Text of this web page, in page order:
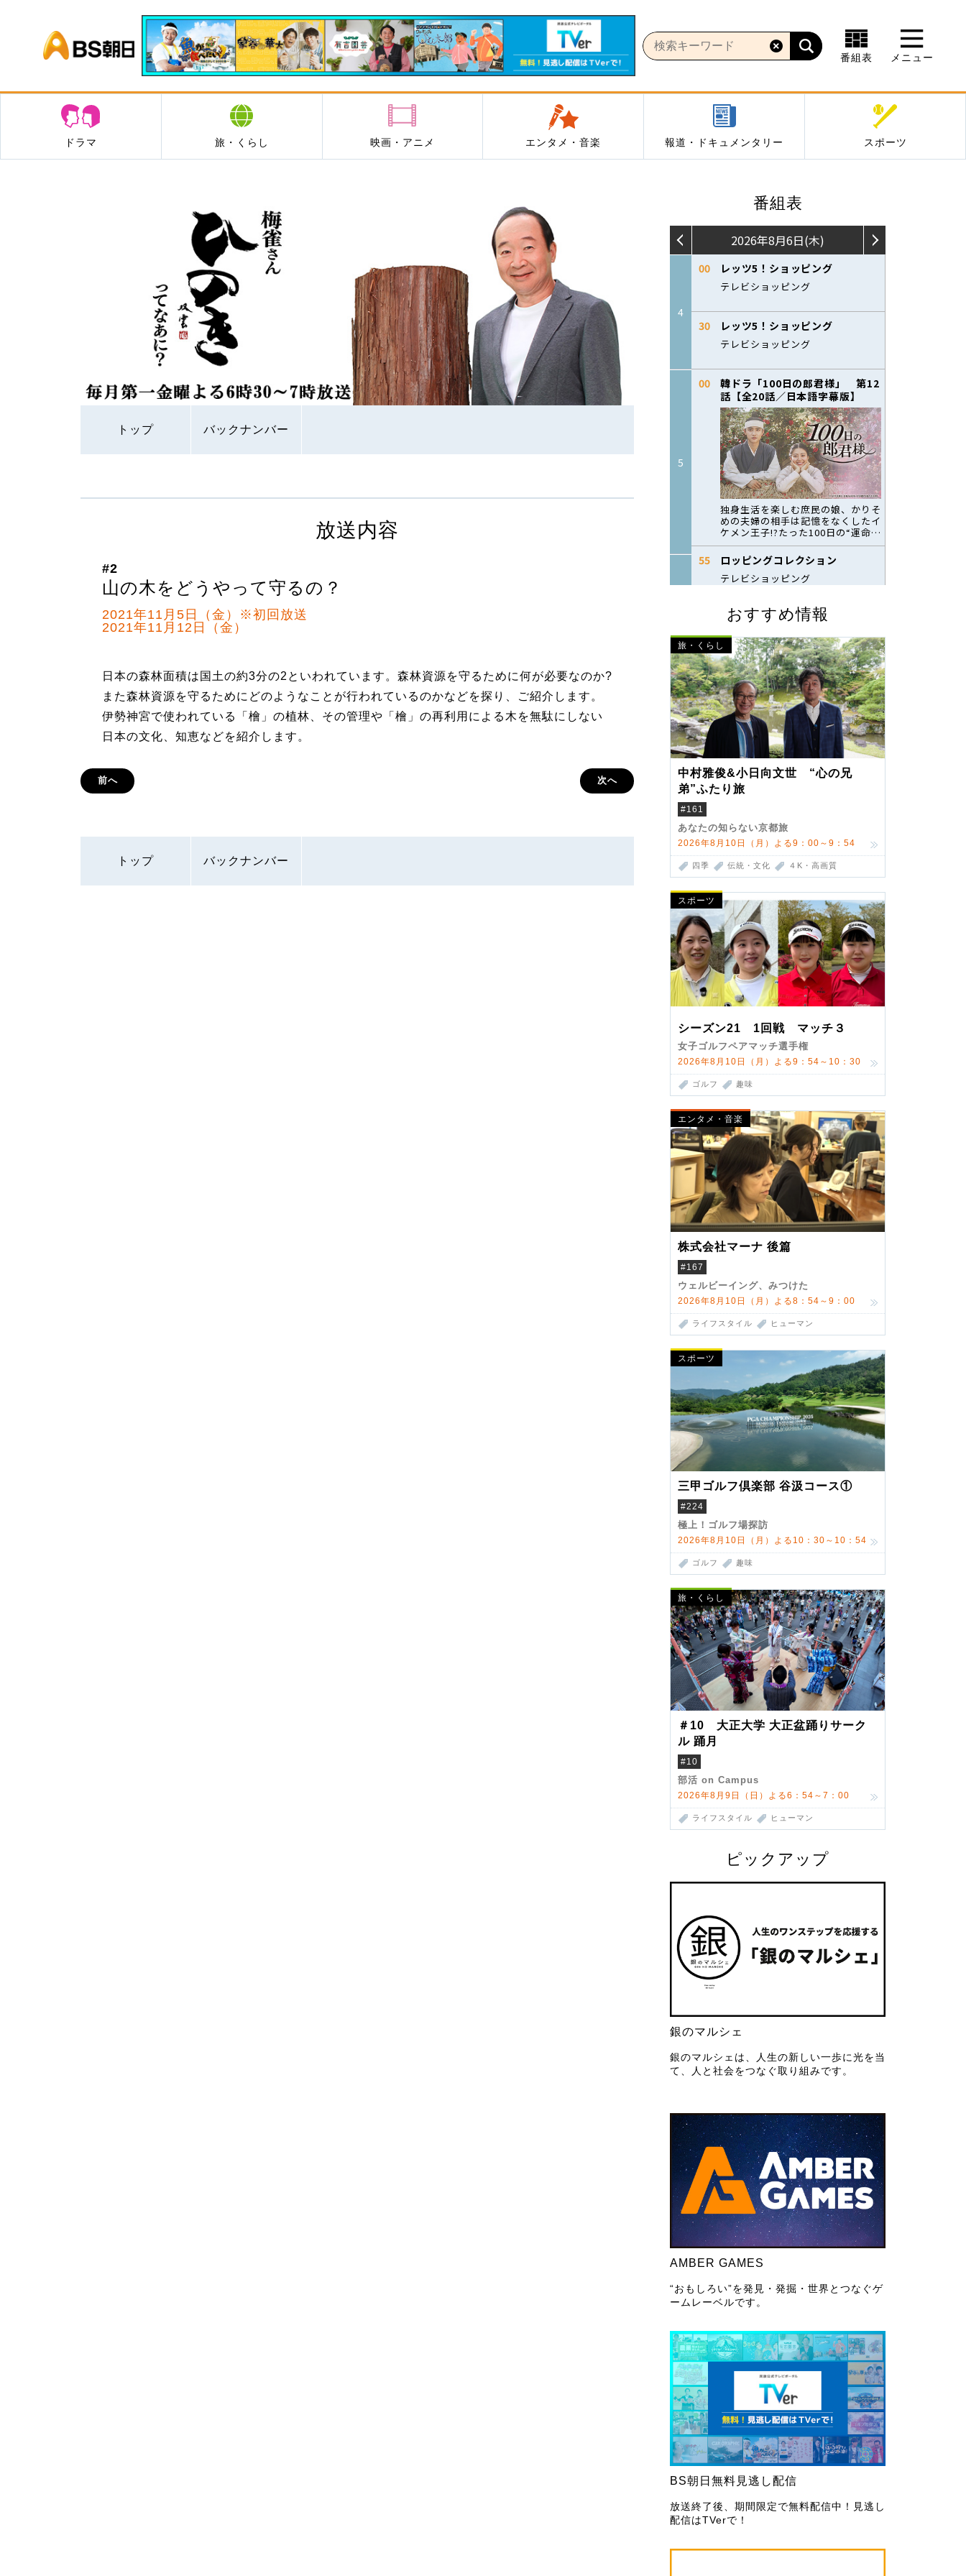
BS朝日
番組表 メニュー
ドラマ 旅・くらし 映画・アニメ エンタメ・音楽 報道・ドキュメンタリー スポーツ
トップ バックナンバー
番組表
おすすめ情報
旅・くらし
中村雅俊&小日向文世 “心の兄
弟”ふたり旅
#161
あなたの知らない京都旅
2026年8月10日（月）よる9：00～9：54
四季 伝統・文化 ４K・高画質
スポーツ
シーズン21 1回戦 マッチ３
女子ゴルフペアマッチ選手権
2026年8月10日（月）よる9：54～10：30
ゴルフ 趣味
エンタメ・音楽
株式会社マーナ 後篇
#167
ウェルビーイング、みつけた
2026年8月10日（月）よる8：54～9：00
ライフスタイル ヒューマン
スポーツ
三甲ゴルフ倶楽部 谷汲コース①
#224
極上！ゴルフ場探訪
2026年8月10日（月）よる10：30～10：54
ゴルフ 趣味
旅・くらし
＃10 大正大学 大正盆踊りサーク
ル 踊月
#10
部活 on Campus
2026年8月9日（日）よる6：54～7：00
ライフスタイル ヒューマン
ピックアップ
銀のマルシェ
銀のマルシェは、人生の新しい一歩に光を当
て、人と社会をつなぐ取り組みです。
AMBER GAMES
“おもしろい”を発見・発掘・世界とつなぐゲ
ームレーベルです。
BS朝日無料見逃し配信
放送終了後、期間限定で無料配信中！見逃し
配信はTVerで！
放送内容
#2
山の木をどうやって守るの？
2021年11月5日（金）※初回放送
2021年11月12日（金）
日本の森林面積は国土の約3分の2といわれています。森林資源を守るために何が必要なのか?
また森林資源を守るためにどのようなことが行われているのかなどを探り、ご紹介します。
伊勢神宮で使われている「檜」の植林、その管理や「檜」の再利用による木を無駄にしない
日本の文化、知恵などを紹介します。
前へ 次へ
トップ バックナンバー